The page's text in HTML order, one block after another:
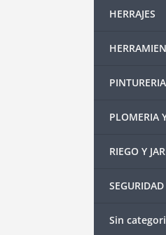
HERRAJES
PINTURERIA
PLOMERIA
RIEGO Y
SEGURIDAD
Sin